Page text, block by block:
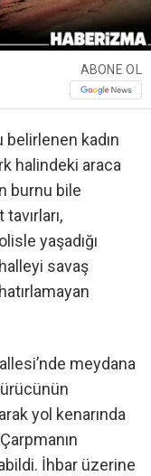
ABONE OL
belirlenen kadın
halindeki araca
burnu bile
yaşadığı
savaş
meydana
yol kenarında
İhbar üzerine